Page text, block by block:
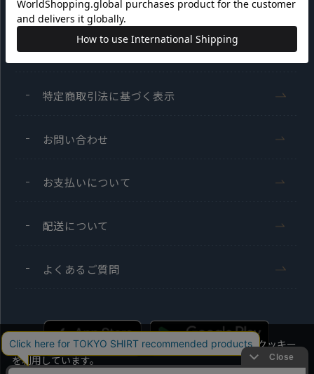
会員利用規約
プライバシーポリシー
特定商取引法に基づく表示
お問い合わせ
お支払いについて
配送について
よくあるご質問
当社のウェブサイトでは、お客様の利便性向上のためにクッキー
を利用しています。